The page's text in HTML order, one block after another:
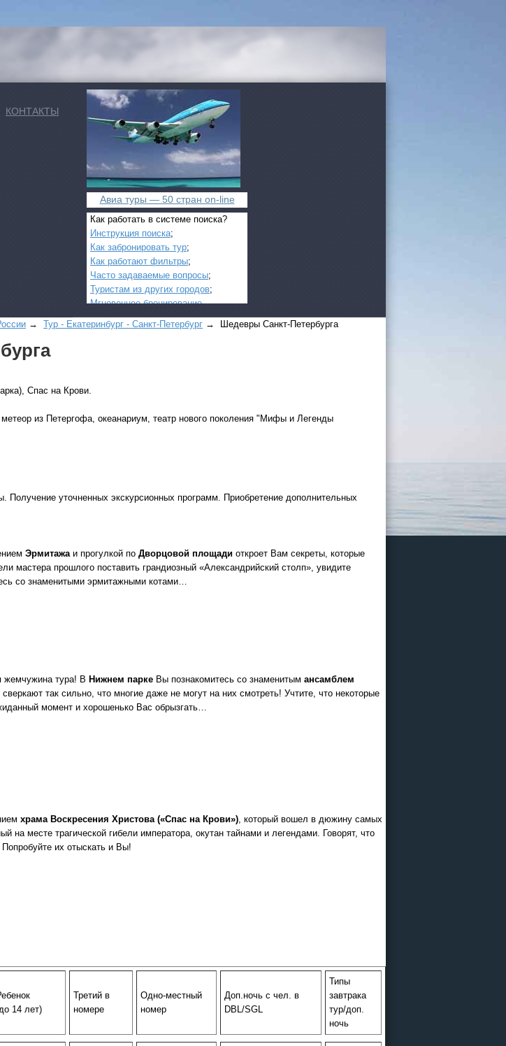
КОНТАКТЫ
Авиа туры — 50 стран on-line
Как работать в системе поиска?
Инструкция поиска;
Как забронировать тур;
Как работают фильтры;
Часто задаваемые вопросы;
Туристам из других городов;
Мгновенное бронирование.
Великий Устюгна 2027
(реализация тура начнется
в конце августа)
Речные круизы
— оформление тура в офисе
Екатеринбурга
→ Тур - Екатеринбург - Санкт-Петербург → Шедевры Санкт-Петербурга
Спас на Крови.
из Петергофа, океанариум, театр нового поколения "Мифы и Легенды
уточненных экскурсионных программ. Приобретение дополнительных
Эрмитажа и прогулкой по Дворцовой площади откроет Вам секреты, которые
мастера прошлого поставить грандиозный «Александрийский столп», увидите
со знаменитыми эрмитажными котами…
жемчужина тура! В Нижнем парке Вы познакомитесь со знаменитым ансамблем
так сильно, что многие даже не могут на них смотреть! Учтите, что некоторые
момент и хорошенько Вас обрызгать…
храма Воскресения Христова («Спас на Крови») , который вошел в дюжину самых
на месте трагической гибели императора, окутан тайнами и легендами. Говорят, что
их отыскать и Вы!
14 лет)
Третий в
номере
Одно-местный
номер
Доп.ночь с чел. в
DBL/SGL
Типы
завтрака
тур/доп.
ночь